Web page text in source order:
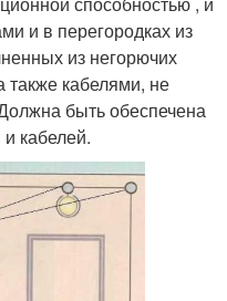
и в перегородках из
из негорючих
также кабелями, не
быть обеспечена
кабелей.